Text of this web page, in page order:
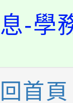
動會8/
舉行。
享有免
收入戶
可洽有
科技
-學
首頁